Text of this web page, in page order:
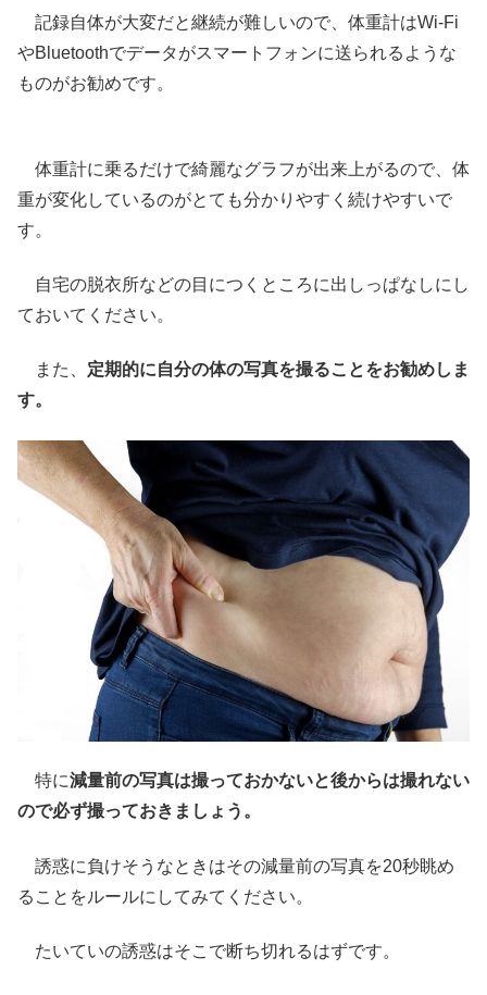
記録自体が大変だと継続が難しいので、体重計はWi-Fi
やBluetoothでデータがスマートフォンに送られるような
ものがお勧めです。
体重計に乗るだけで綺麗なグラフが出来上がるので、体
重が変化しているのがとても分かりやすく続けやすいで
す。
自宅の脱衣所などの目につくところに出しっぱなしにし
ておいてください。
また、 定期的に自分の体の写真を撮ることをお勧めしま
す。
特に減量前の写真は撮っておかないと後からは撮れない
ので必ず撮っておきましょう。
誘惑に負けそうなときはその減量前の写真を20秒眺め
ることをルールにしてみてください。
たいていの誘惑はそこで断ち切れるはずです。